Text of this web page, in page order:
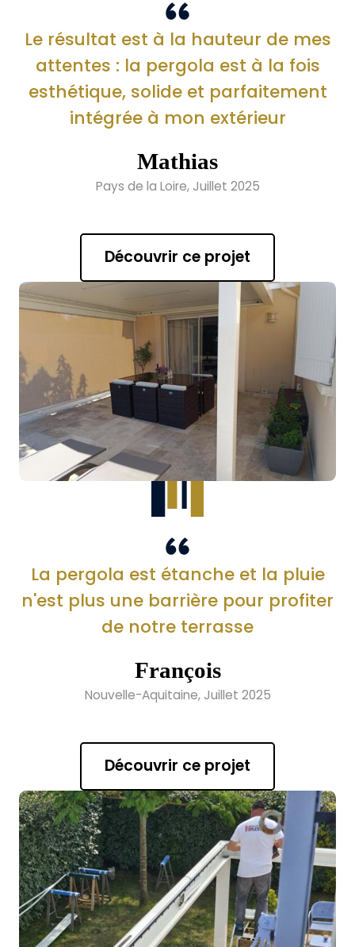
Le résultat est à la hauteur de mes
attentes : la pergola est à la fois
esthétique, solide et parfaitement
intégrée à mon extérieur
Mathias
Pays de la Loire, Juillet 2025
Découvrir ce projet
La pergola est étanche et la pluie
n'est plus une barrière pour profiter
de notre terrasse
François
Nouvelle-Aquitaine, Juillet 2025
Découvrir ce projet